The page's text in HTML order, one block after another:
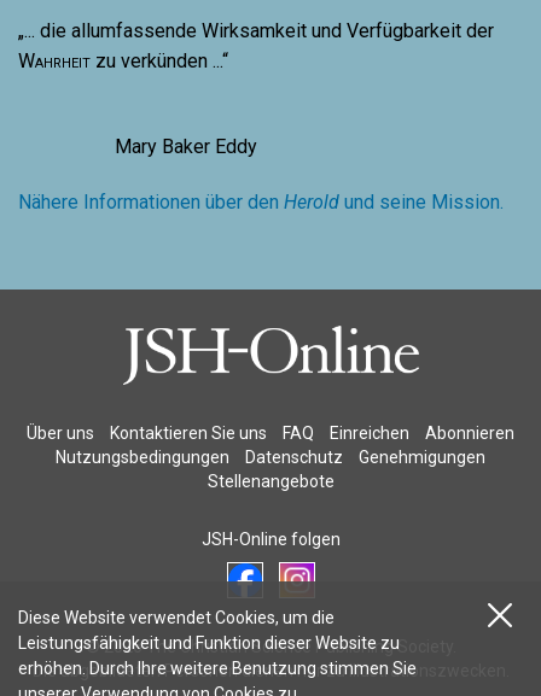
„... die allumfassende Wirksamkeit und Verfügbarkeit der
Wahrheit zu verkünden ...“
Mary Baker Eddy
Nähere Informationen über den Herold und seine Mission.
Über uns Kontaktieren Sie uns FAQ Einreichen
Abonnieren
Nutzungsbedingungen
Datenschutz
Genehmigungen
Stellenangebote
JSH-Online folgen
© 2026 The Christian Science Publishing Society.
Die abgebildeten Personen dienen nur zu Illustrationszwecken.
Diese Website verwendet Cookies, um die
Leistungsfähigkeit und Funktion dieser Website zu
erhöhen. Durch Ihre weitere Benutzung stimmen Sie